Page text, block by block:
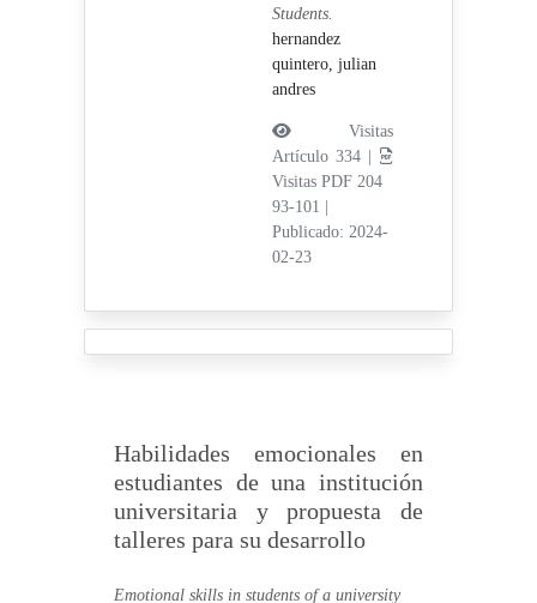
Students.
hernandez
quintero, julian
andres
Visitas
Artículo 334 |
Visitas PDF 204
93-101
Publicado: 2024-
02-23
Habilidades emocionales en
estudiantes de una institución
universitaria y propuesta de
talleres para su desarrollo
Emotional skills in students of a university